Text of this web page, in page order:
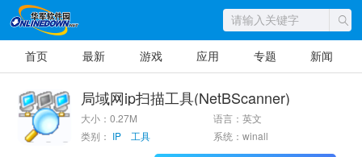
首页 最新 游戏 应用 专题 新闻
局域网ip扫描工具(NetBScanner)
大小：0.27M
语言：英文
类别： IP 工具 系统：winall